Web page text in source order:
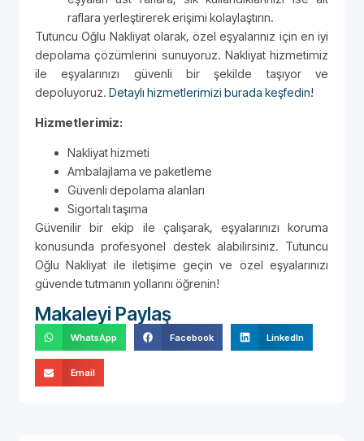
raflara yerleştirerek erişimi kolaylaştırın.
Tutuncu Oğlu Nakliyat olarak, özel eşyalarınız için en iyi
depolama çözümlerini sunuyoruz. Nakliyat hizmetimiz
ile eşyalarınızı güvenli bir şekilde taşıyor ve
depoluyoruz. Detaylı hizmetlerimizi burada keşfedin!
Hizmetlerimiz:
Nakliyat hizmeti
Ambalajlama ve paketleme
Güvenli depolama alanları
Sigortalı taşıma
Güvenilir bir ekip ile çalışarak, eşyalarınızı koruma
konusunda profesyonel destek alabilirsiniz. Tutuncu
Oğlu Nakliyat ile iletişime geçin ve özel eşyalarınızı
güvende tutmanın yollarını öğrenin!
Makaleyi Paylaş
WhatsApp Facebook LinkedIn
Email